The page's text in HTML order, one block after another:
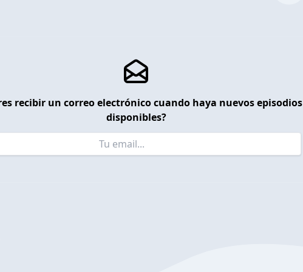
recibir un correo electrónico cuando haya nuevos episodios
disponibles?